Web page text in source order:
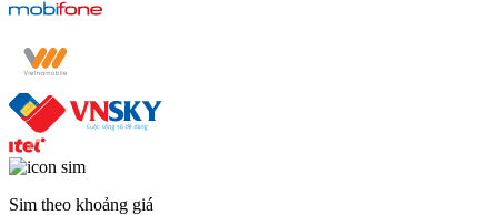
Sim theo khoảng giá